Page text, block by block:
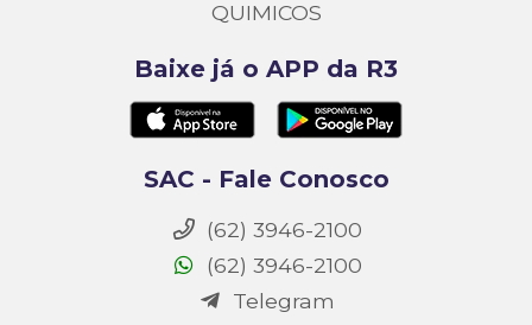
QUIMICOS
Baixe já o APP da R3
SAC - Fale Conosco
(62) 3946-2100
(62) 3946-2100
Telegram